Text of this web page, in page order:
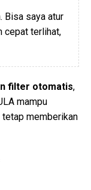
Bisa saya atur
cepat terlihat,
filter otomatis,
mampu
memberikan